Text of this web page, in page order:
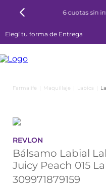
6 cuotas sin
Elegí tu forma de Entrega
Maquillaje Labios
REVLON
Bálsamo Labial
Juicy Peach 015
309971879159